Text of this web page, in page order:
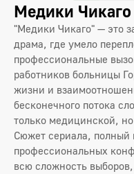
Медики Чикаго
"Медики Чикаго" — это
драма, где умело
профессиональные
работников больницы
жизни и
бесконечного потока
только медицинской,
Сюжет сериала, полный
профессиональных
всю сложность